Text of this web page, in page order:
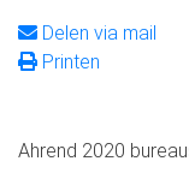
Delen via mail
Printen
Ahrend 2020